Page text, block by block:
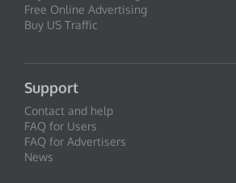
Free Online Advertising
Buy US Traffic
Support
Contact and help
FAQ for Users
FAQ for Advertisers
News